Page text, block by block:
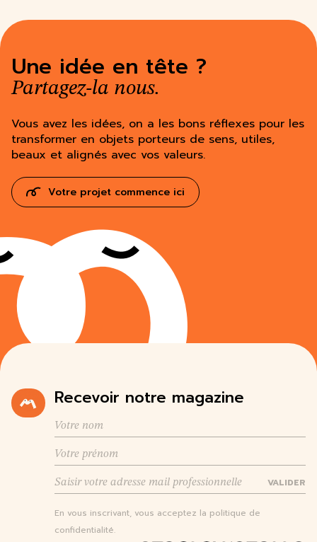
Une idée en tête ?
Partagez-la nous.
Vous avez les idées, on a les bons réflexes pour les
transformer en objets porteurs de sens, utiles,
beaux et alignés avec vos valeurs.
Votre projet commence ici
Recevoir notre magazine
VALIDER
En vous inscrivant, vous acceptez la politique de
confidentialité.